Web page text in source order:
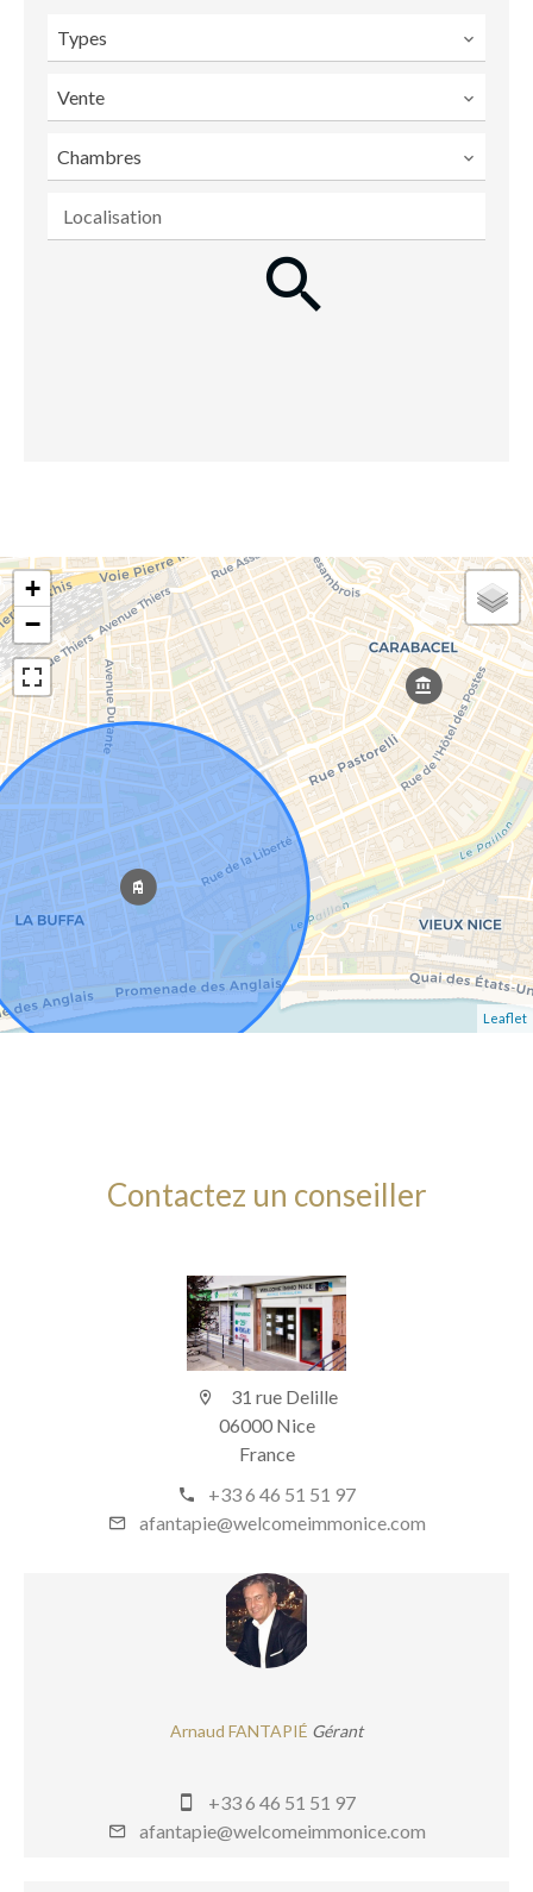
Types
Vente
Chambres
Localisation
+
−
Leaflet
Contactez un conseiller
31 rue Delille
06000 Nice
France
+33 6 46 51 51 97
afantapie@welcomeimmonice.com
Arnaud FANTAPIÉ Gérant
+33 6 46 51 51 97
afantapie@welcomeimmonice.com